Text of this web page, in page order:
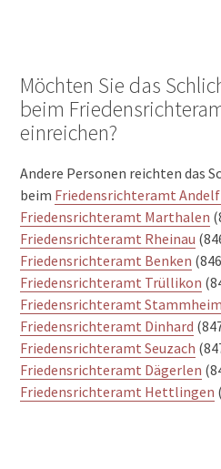
Möchten Sie das
beim
einreichen?
Andere Personen reichten das
beim Friedensrichteramt
Friedensrichteramt Marthalen
Friedensrichteramt Rheinau
Friedensrichteramt Benken
Friedensrichteramt Trüllikon
Friedensrichteramt Stammheim
Friedensrichteramt Dinhard
Friedensrichteramt Seuzach
Friedensrichteramt Dägerlen
Friedensrichteramt Hettlingen